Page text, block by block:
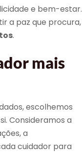
e bem-estar.
a paz que procura,
.
mais
escolhemos
Consideramos a
a
cuidador para